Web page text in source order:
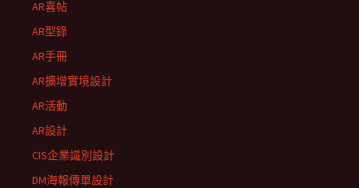
AR喜帖
AR型錄
AR手冊
AR擴增實境設計
AR活動
AR設計
CIS企業識別設計
DM海報傳單設計